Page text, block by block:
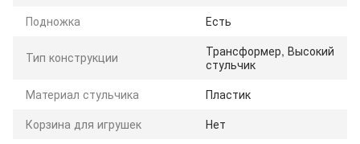
Подножка
Есть
Тип конструкции
Трансформер, Высокий
стульчик
Материал стульчика
Пластик
Корзина для игрушек
Нет